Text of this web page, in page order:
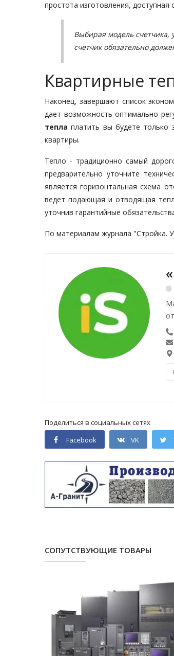
простота изготовления,
Выбирая модель счетчика,
счетчик обязательно
Квартирные
Наконец, завершают список
дает возможность оптимально
тепла платить вы будете только
квартиры.
Тепло - традиционно самый
предварительно уточните
является горизонтальная схема
ведет подающая и отводящая
уточнив гарантийные
По материалам журнала "Стройка.
Поделиться в социальных сетях
Facebook
VK
СОПУТСТВУЮЩИЕ ТОВАРЫ